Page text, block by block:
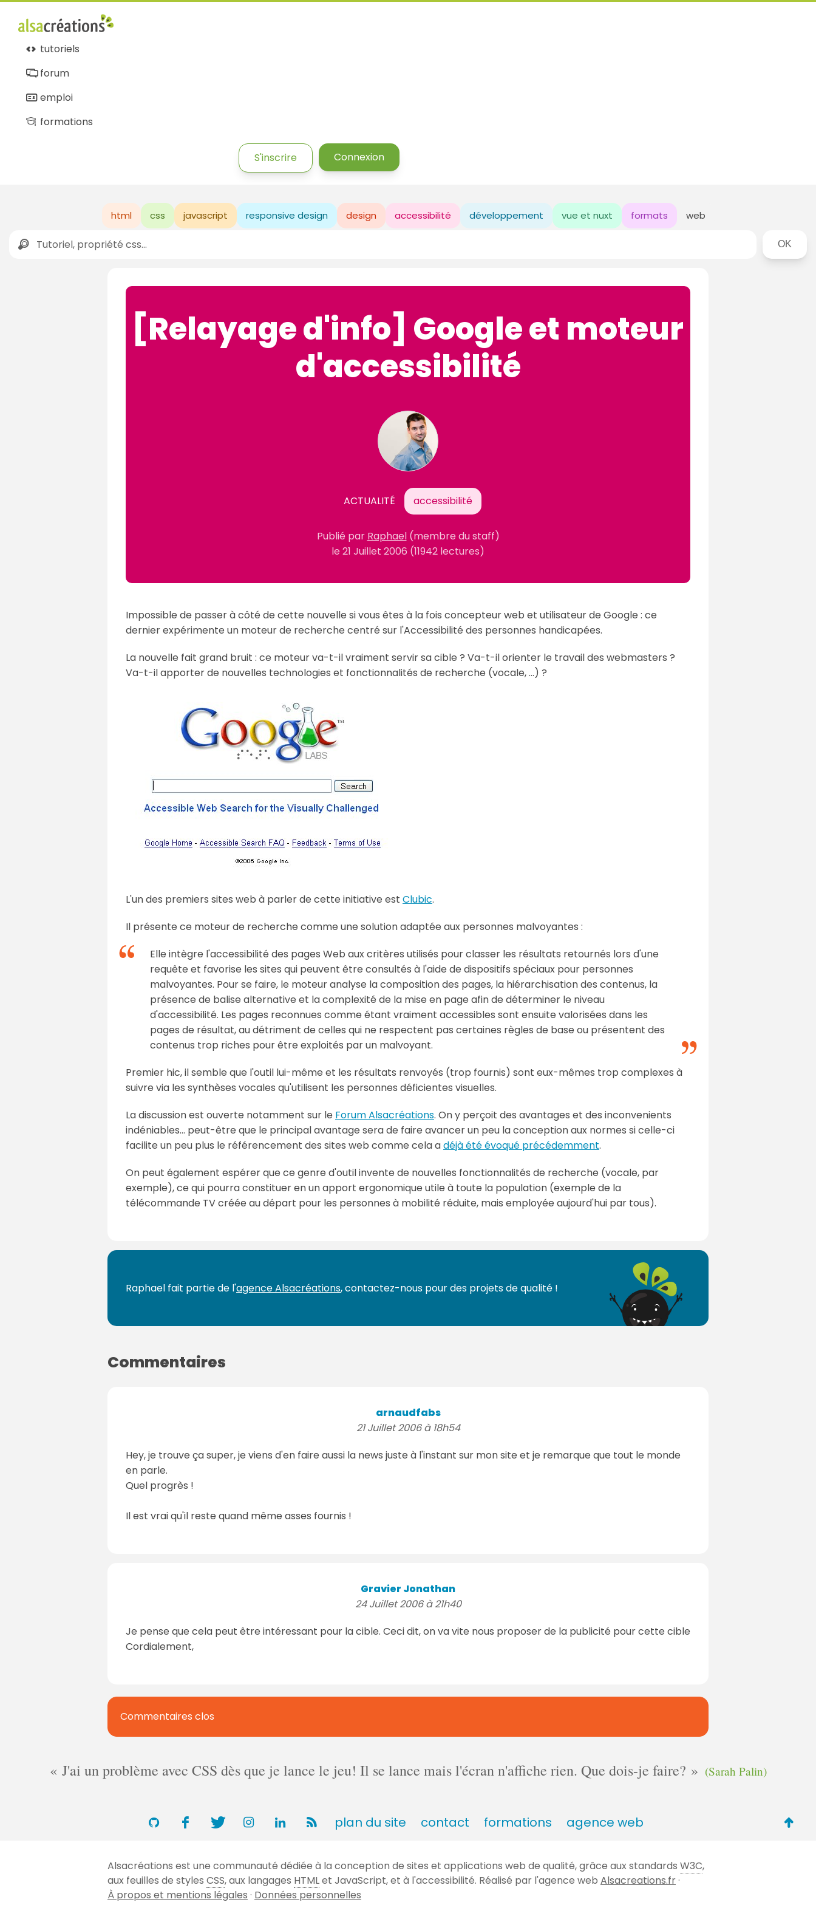
tutoriels
forum
emploi
formations
S'inscrire Connexion
html css javascript responsive design design accessibilité développement vue et nuxt formats web
Rechercher
[Relayage d'info] Google et moteur
d'accessibilité
ACTUALITÉ accessibilité
Publié par Raphael (membre du staff)
le21 Juillet 2006 (11942 lectures)
Impossible de passer à côté de cette nouvelle si vous êtes à la fois concepteur web et utilisateur de Google : ce
dernier expérimente un moteur de recherche centré sur l'Accessibilité des personnes handicapées.
La nouvelle fait grand bruit : ce moteur va-t-il vraiment servir sa cible ? Va-t-il orienter le travail des webmasters ?
Va-t-il apporter de nouvelles technologies et fonctionnalités de recherche (vocale, ...) ?
L'un des premiers sites web à parler de cette initiative est Clubic.
Il présente ce moteur de recherche comme une solution adaptée aux personnes malvoyantes :
Elle intègre l'accessibilité des pages Web aux critères utilisés pour classer les résultats retournés lors d'une
requête et favorise les sites qui peuvent être consultés à l'aide de dispositifs spéciaux pour personnes
malvoyantes. Pour se faire, le moteur analyse la composition des pages, la hiérarchisation des contenus, la
présence de balise alternative et la complexité de la mise en page afin de déterminer le niveau
d'accessibilité. Les pages reconnues comme étant vraiment accessibles sont ensuite valorisées dans les
pages de résultat, au détriment de celles qui ne respectent pas certaines règles de base ou présentent des
contenus trop riches pour être exploités par un malvoyant.
Premier hic, il semble que l'outil lui-même et les résultats renvoyés (trop fournis) sont eux-mêmes trop complexes à
suivre via les synthèses vocales qu'utilisent les personnes déficientes visuelles.
La discussion est ouverte notamment sur le Forum Alsacréations. On y perçoit des avantages et des inconvenients
indéniables... peut-être que le principal avantage sera de faire avancer un peu la conception aux normes si celle-ci
facilite un peu plus le référencement des sites web comme cela adéjà été évoqué précédemment.
On peut également espérer que ce genre d'outil invente de nouvelles fonctionnalités de recherche (vocale, par
exemple), ce qui pourra constituer en un apport ergonomique utile à toute la population (exemple de la
télécommande TV créée au départ pour les personnes à mobilité réduite, mais employée aujourd'hui par tous).
Raphael fait partie de l'agence Alsacréations, contactez-nous pour des projets de qualité !
Commentaires
arnaudfabs
21 Juillet 2006 à 18h54
Hey, je trouve ça super, je viens d'en faire aussi la news juste à l'instant sur mon site et je remarque que tout le monde
en parle.
Quel progrès !
Il est vrai qu'il reste quand même asses fournis !
Gravier Jonathan
24 Juillet 2006 à 21h40
Je pense que cela peut être intéressant pour la cible. Ceci dit, on va vite nous proposer de la publicité pour cette cible
Cordialement,
Commentaires clos
J'ai un problème avec CSS dès que je lance le jeu! Il se lance mais l'écran n'affiche rien. Que dois-je faire? (Sarah Palin)
plan du site contact formations agence web
Alsacréations est une communauté dédiée à la conception de sites et applications web de qualité, grâce aux standards W3C,
aux feuilles de styles CSS, aux langages HTMLet JavaScript, et à l'accessibilité. Réalisé par l'agence web Alsacreations.fr·
À propos et mentions légales · Données personnelles